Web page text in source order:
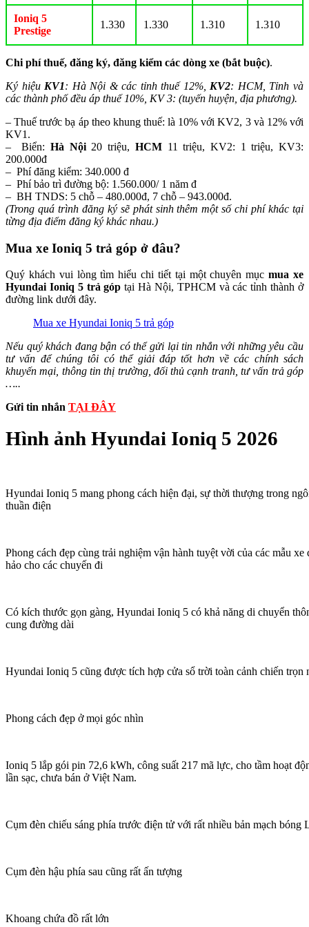
Ioniq 5
Prestige
1.330 1.330 1.310 1.310
Chi phí thuế, đăng ký, đăng kiểm các dòng xe (bắt buộc).
Ký hiệu KV1: Hà Nội & các tỉnh thuế 12%, KV2: HCM, Tỉnh và
các thành phố đều áp thuế 10%, KV 3: (tuyến huyện, địa phương).
– Thuế trước bạ áp theo khung thuế: là 10% với KV2, 3 và 12% với
KV1.
– Biển:Hà Nội20 triệu, HCM11 triệu, KV2: 1 triệu, KV3:
200.000đ
– Phí đăng kiểm: 340.000 đ
– Phí bảo trì đường bộ: 1.560.000/ 1 năm đ
– BH TNDS: 5 chỗ – 480.000đ, 7 chỗ – 943.000đ.
(Trong quá trình đăng ký sẽ phát sinh thêm một số chi phí khác tại
từng địa điểm đăng ký khác nhau.)
Mua xe Ioniq 5 trả góp ở đâu?
Quý khách vui lòng tìm hiểu chi tiết tại một chuyên mụcmua xe
Hyundai Ioniq 5 trả góptại Hà Nội, TPHCM và các tỉnh thành ở
đường link dưới đây.
Mua xe Hyundai Ioniq 5 trả góp
Nếu quý khách đang bận có thể gửi lại tin nhắn với những yêu cầu
tư vấn để chúng tôi có thể giải đáp tốt hơn về các chính sách
khuyến mại, thông tin thị trường, đối thủ cạnh tranh, tư vấn trả góp
…..
Gửi tin nhắn TẠI ĐÂY
Hình ảnh Hyundai Ioniq 5 2026
Hyundai Ioniq 5 mang phong cách hiện đại, sự thời thượng trong
thuần điện
Phong cách đẹp cùng trải nghiệm vận hành tuyệt vời của các mẫu xe
hảo cho các chuyến đi
Có kích thước gọn gàng, Hyundai Ioniq 5 có khả năng di chuyển
cung đường dài
Hyundai Ioniq 5 cũng được tích hợp cửa sổ trời toàn cảnh chiến trọn
Phong cách đẹp ở mọi góc nhìn
Ioniq 5 lắp gói pin 72,6 kWh, công suất 217 mã lực, cho tầm hoạt
lần sạc, chưa bán ở Việt Nam.
Cụm đèn chiếu sáng phía trước điện tử với rất nhiều bản mạch bóng
Cụm đèn hậu phía sau cũng rất ấn tượng
Khoang chứa đồ rất lớn